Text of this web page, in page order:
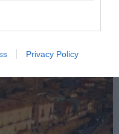
Privacy Policy
DE